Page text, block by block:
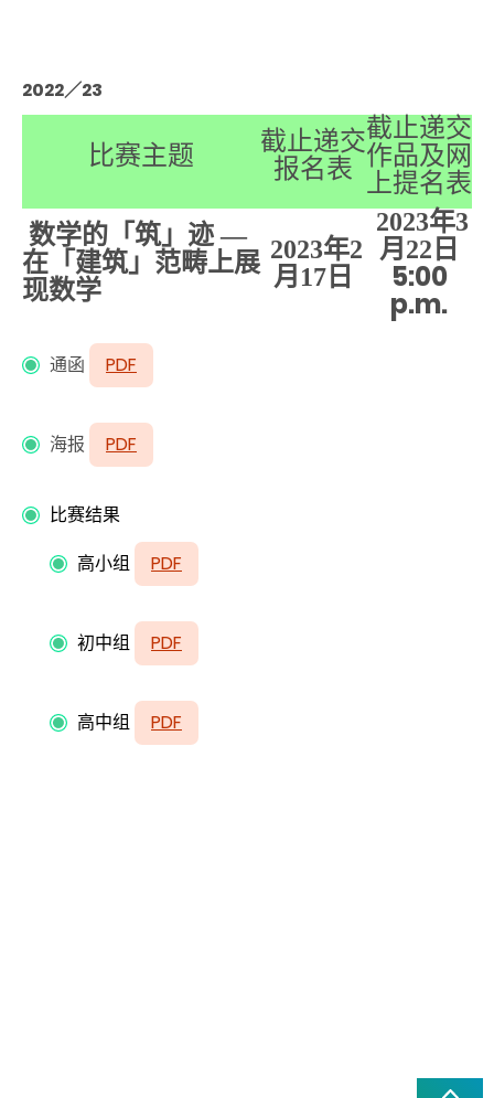
2022／23
比赛主题
截止递交
报名表
截止递交
作品及网
上提名表
数学的「筑」迹 —
在「建筑」范畴上展
现数学
2023年2
月17 日
2023年3
月22 日
5:00
p.m.
通函 PDF
海报 PDF
比赛结果
高小组
PDF
初中组 PDF
高中组 PDF